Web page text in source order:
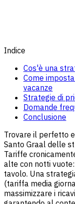
Indice
Cos'è una
Come
vacanze
Strategie di
Domande
Conclusione
Trovare il perfetto
Santo Graal delle
Tariffe
alte con notti
tavolo. Una
(tariffa media
massimizzare i